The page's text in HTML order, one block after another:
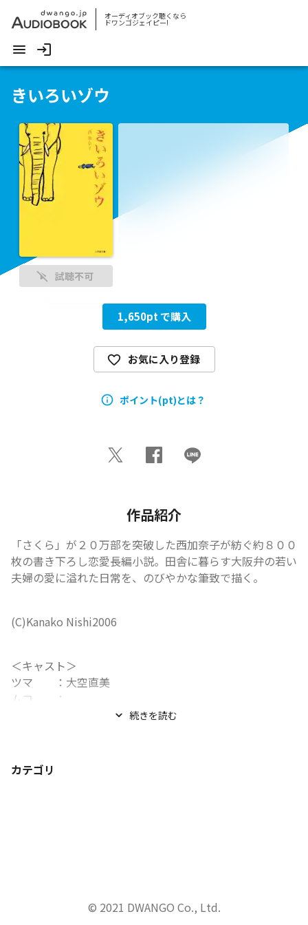
オーディオブック聴くなら
ドワンゴジェイピー!
きいろいゾウ
試聴不可
1,650pt で購入
お気に入り登録
ポイント(pt)とは？
作品紹介
「さくら」が２０万部を突破した西加奈子が紡ぐ約８００
枚の書き下ろし恋愛長編小説。田舎に暮らす大阪弁の若い
夫婦の愛に溢れた日常を、のびやかな筆致で描く。
(C)Kanako Nishi2006
＜キャスト＞
ツマ　　：大空直美
ムコ　　：...
続きを読む
カテゴリ
© 2021 DWANGO Co., Ltd.